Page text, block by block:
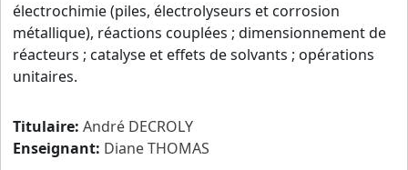
électrochimie (piles, électrolyseurs et corrosion
métallique), réactions couplées ; dimensionnement de
réacteurs ; catalyse et effets de solvants ; opérations
unitaires.
Titulaire: André DECROLY
Enseignant: Diane THOMAS